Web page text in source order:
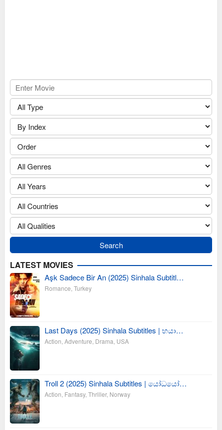
LATEST MOVIES
Aşk Sadece Bir An (2025) Sinhala Subtitl…
Romance Turkey
Last Days (2025) Sinhala Subtitles | භයා…
Action Adventure Drama USA
Troll 2 (2025) Sinhala Subtitles | යෝධයෝ…
Action Fantasy, Thriller, Norway